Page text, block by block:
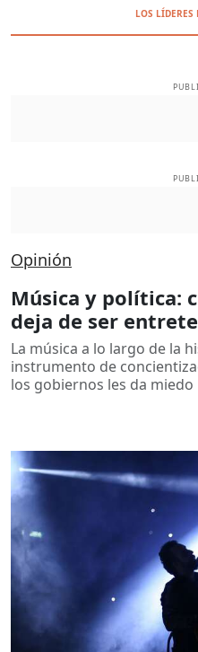
LOS LÍDERES
Opinión
Música y política:
deja de ser
La música a lo largo de la
instrumento de
los gobiernos les da miedo